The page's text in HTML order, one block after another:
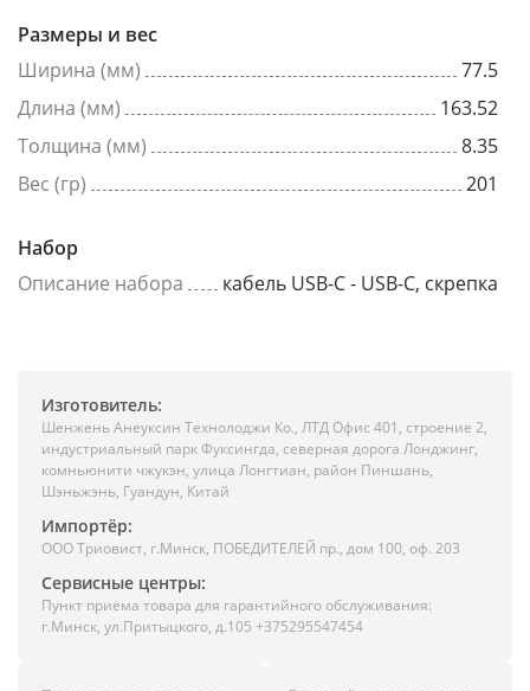
Размеры и вес
Ширина (мм)
77.5
Длина (мм)
163.52
Толщина (мм)
8.35
Вес (гр)
201
Набор
Описание набора
кабель USB-C - USB-C, скрепка
Изготовитель:
Шенжень Анеуксин Технолоджи Ко., ЛТД Офис 401, строение 2,
индустриальный парк Фуксингда, северная дорога Лонджинг,
комньюнити чжукэн, улица Лонгтиан, район Пиншань,
Шэньжэнь, Гуандун, Китай
Импортёр:
ООО Триовист, г.Минск, ПОБЕДИТЕЛЕЙ пр., дом 100, оф. 203
Сервисные центры:
Пункт приема товара для гарантийного обслуживания:
г.Минск, ул.Притыцкого, д.105 +375295547454